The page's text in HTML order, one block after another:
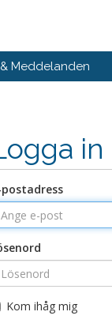
Meddelanden
in
postadress
Kom ihåg mig